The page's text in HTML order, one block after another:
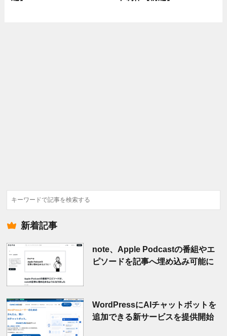
検
索
新着記事
note、Apple Podcastの番組やエ
ピソードを記事へ埋め込み可能に
WordPressにAIチャットボットを
追加できる新サービスを提供開始